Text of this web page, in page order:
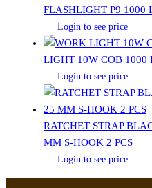
FLASHLIGHT P9 1000
Login to see price
LIGHT 10W COB 1000
Login to see price
RATCHET STRAP
MM S-HOOK 2 PCS
Login to see price